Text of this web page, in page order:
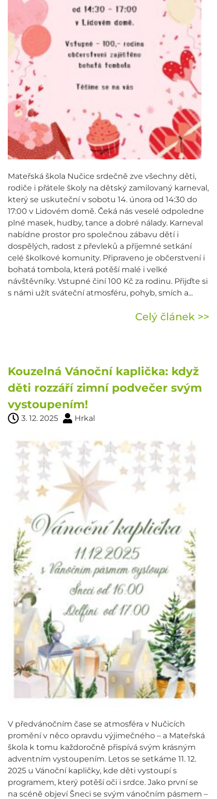
Mateřská škola Nučice srdečně zve všechny děti,
rodiče i přátele školy na dětský zamilovaný karneval,
který se uskuteční v sobotu 14. února od 14:30 do
17:00 v Lidovém domě. Čeká nás veselé odpoledne
plné masek, hudby, tance a dobré nálady. Karneval
nabídne prostor pro společnou zábavu dětí i
dospělých, radost z převleků a příjemné setkání
celé školkové komunity. Připraveno je občerstvení i
bohatá tombola, která potěší malé i velké
návštěvníky. Vstupné činí 100 Kč za rodinu. Přijďte si
s námi užít sváteční atmosféru, pohyb, smích a...
Celý článek >>
Kouzelná Vánoční kaplička: když
děti rozzáří zimní podvečer svým
vystoupením!
3. 12. 2025 Hrkal
V předvánočním čase se atmosféra v Nučicích
promění v něco opravdu výjimečného – a Mateřská
škola k tomu každoročně přispívá svým krásným
adventním vystoupením. Letos se setkáme 11. 12.
2025 u Vánoční kapličky, kde děti vystoupí s
programem, který potěší oči i srdce. Jako první se
na scéně objeví Šneci se svým vánočním pásmem –